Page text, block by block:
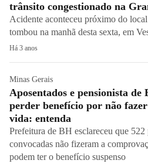
trânsito congestionado na
Acidente aconteceu próximo do
tombou na manhã desta sexta, em
Há 3 anos
Minas Gerais
Aposentados e pensionista de
perder benefício por não
vida: entenda
Prefeitura de BH esclareceu que 522
convocadas não fizeram a
podem ter o benefício suspenso